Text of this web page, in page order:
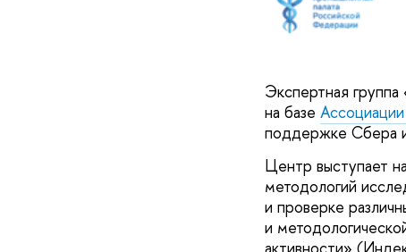
Экспертная
на базе
поддержке Сбера
Центр выступает
методологий
и проверке
и